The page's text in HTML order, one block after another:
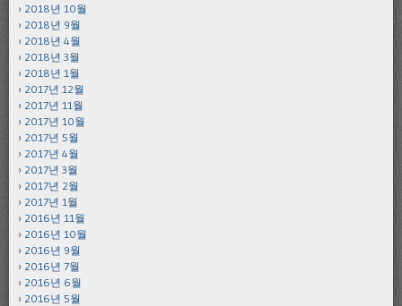
2018년 10월
2018년 9월
2018년 4월
2018년 3월
2018년 1월
2017년 12월
2017년 11월
2017년 10월
2017년 5월
2017년 4월
2017년 3월
2017년 2월
2017년 1월
2016년 11월
2016년 10월
2016년 9월
2016년 7월
2016년 6월
2016년 5월